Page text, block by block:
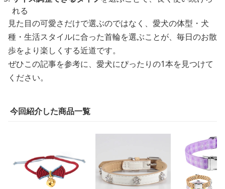
れる
見た目の可愛さだけで選ぶのではなく、愛犬の体型・犬
種・生活スタイルに合った首輪を選ぶことが、毎日のお散
歩をより楽しくする近道です。
ぜひこの記事を参考に、愛犬にぴったりの1本を見つけて
ください。
今回紹介した商品一覧